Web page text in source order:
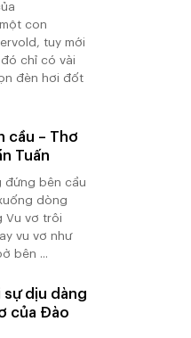
con
tuy mới
chỉ có vài
đèn hơi đốt
cầu – Thơ
Tuấn
đứng bên cầu
dòng
Vu vơ trôi
vu vơ như
bên ...
sự dịu dàng
của Đào